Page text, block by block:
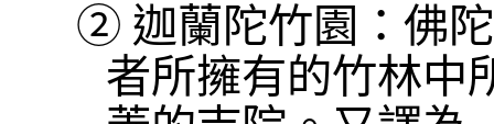
② 迦蘭陀竹園：佛
者所擁有的竹林中